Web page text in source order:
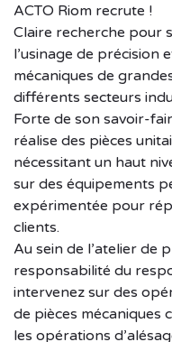
ACTO Riom recrute !
Claire recherche pour
l’usinage de précision
mécaniques de
différents secteurs
Forte de son savoir-
réalise des pièces
nécessitant un haut
sur des équipements
expérimentée pour
clients.
Au sein de l’atelier de
responsabilité du
intervenez sur des
de pièces mécaniques
les opérations